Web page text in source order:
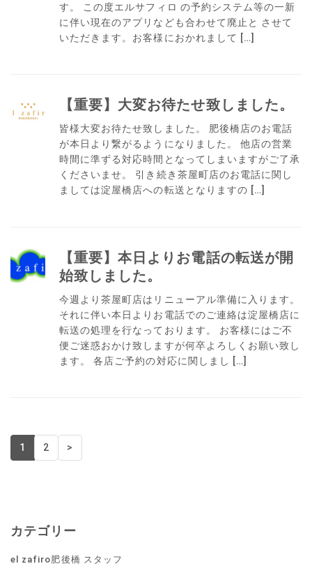
す。 この度エルサフィロ の予約システム等の一新
に伴い現在のアプリなども合わせて廃止と させて
いただきます。お客様におかれまして […]
【重要】大変お待たせ致しました。
皆様大変お待たせ致しました。 肥後橋店のお電話
が本日より繋がるようになりました。 他店の営業
時間に準ずる対応時間となってしまいますがご了承
くださいませ。 引き続き茶屋町店のお電話に関し
ましては淀屋橋店への転送となりますの […]
【重要】本日よりお電話の転送が開
始致しました。
今週より茶屋町店はリニューアル準備に入ります。
それに伴い本日よりお電話でのご連絡は淀屋橋店に
転送の処理を行なっております。 お客様にはご不
便ご迷惑おかけ致しますが何卒よろしくお願い致し
ます。 各店ご予約の対応に関しまし […]
1 2 >
カテゴリー
el zafiro肥後橋 スタッフ